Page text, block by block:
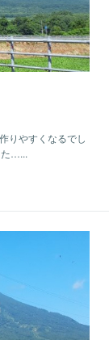
りやすくなるでし
た…...